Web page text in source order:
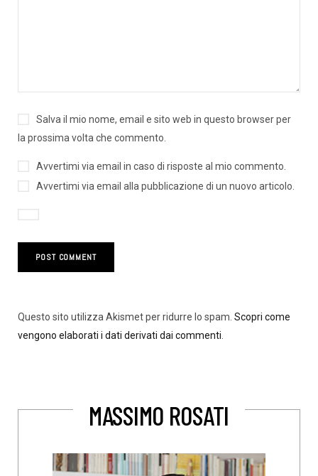
Salva il mio nome, email e sito web in questo browser per
la prossima volta che commento.
Avvertimi via email in caso di risposte al mio commento.
Avvertimi via email alla pubblicazione di un nuovo articolo.
Questo sito utilizza Akismet per ridurre lo spam. Scopri come
vengono elaborati i dati derivati dai commenti.
MASSIMO ROSATI